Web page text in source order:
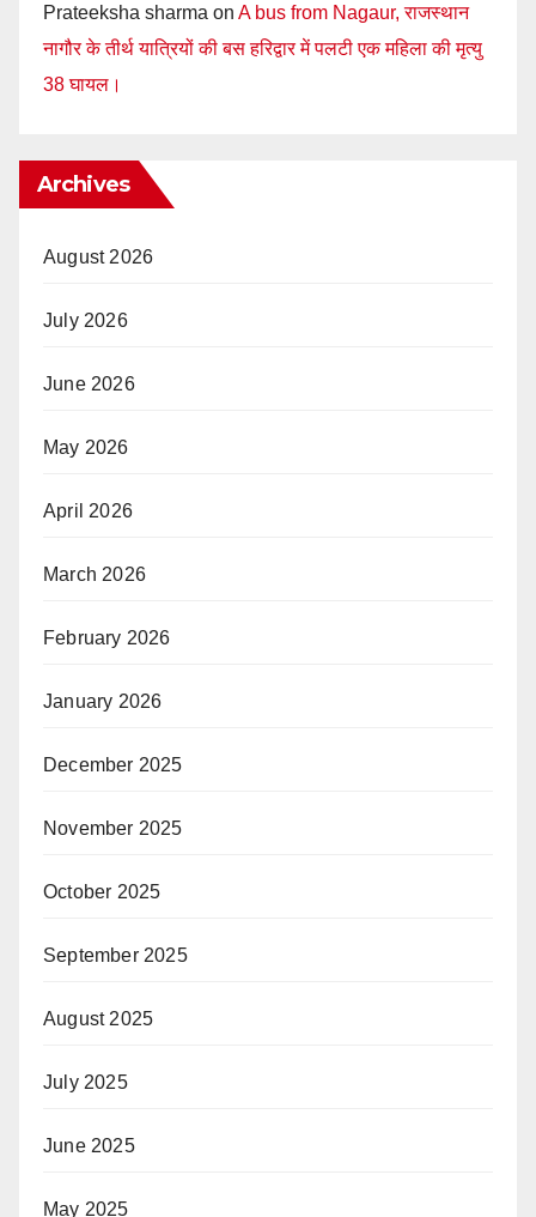
Prateeksha sharma on A bus from Nagaur, राजस्थान
नागौर के तीर्थ यात्रियों की बस हरिद्वार में पलटी एक महिला की मृत्यु
38 घायल।
Archives
August 2026
July 2026
June 2026
May 2026
April 2026
March 2026
February 2026
January 2026
December 2025
November 2025
October 2025
September 2025
August 2025
July 2025
June 2025
May 2025